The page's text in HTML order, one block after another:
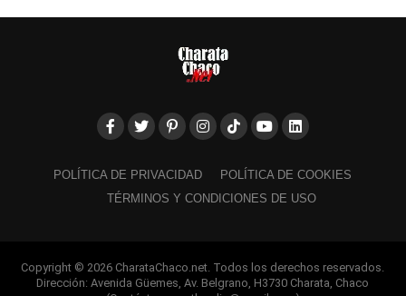
POLÍTICA DE PRIVACIDAD
POLÍTICA DE COOKIES
TÉRMINOS Y CONDICIONES DE USO
Copyright © 2026 CharataChaco.net. Todos los derechos reservados.
Dirección: Avenida Güemes, Av. Belgrano, H3730 Charata, Chaco